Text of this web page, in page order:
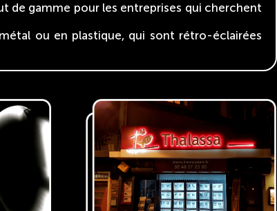
de gamme pour les entreprises qui cherchent
ou en plastique, qui sont rétro-éclairées